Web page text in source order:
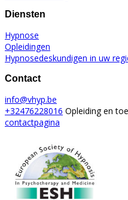
Diensten
Hypnose
Opleidingen
Hypnosedeskundigen in uw
Contact
info@vhyp.be
+32476228016 Opleiding en
contactpagina